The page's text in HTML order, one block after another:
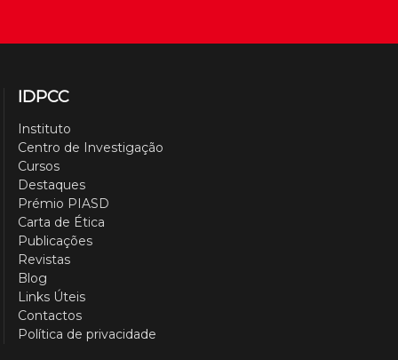
IDPCC
Instituto
Centro de Investigação
Cursos
Destaques
Prémio PIASD
Carta de Ética
Publicações
Revistas
Blog
Links Úteis
Contactos
Política de privacidade